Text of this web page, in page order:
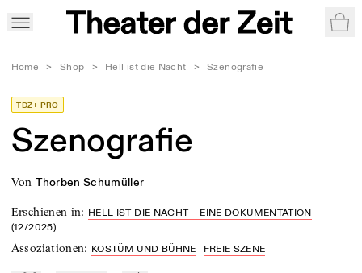
Home > Shop > Hell ist die Nacht > Szenografie
TDZ+ PRO
Szenografie
von Thorben Schumüller
Erschienen in: HELL IST DIE NACHT – EINE DOKUMENTATION
(12/2025)
Assoziationen: KOSTÜM UND BÜHNE FREIE SZENE